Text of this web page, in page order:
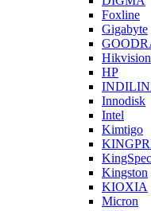
Foxline
Gigabyte
Hikvision
HP
Innodisk
Intel
Kimtigo
KingSpec
Kingston
KIOXIA
Micron